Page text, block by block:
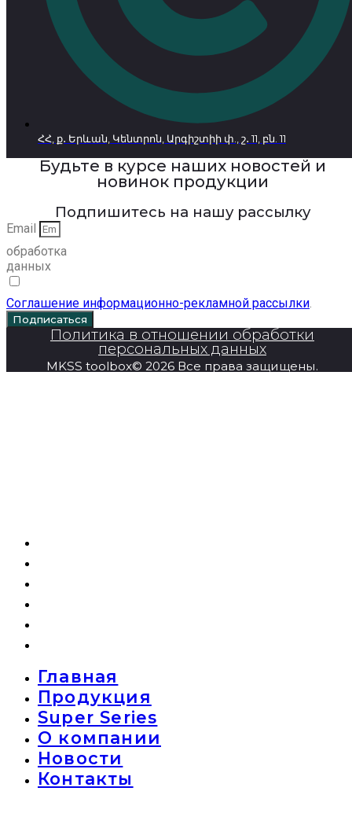
ՀՀ, ք․ Երևան, Կենտրոն, Արգիշտիի փ., շ․ 11, բն. 11
Будьте в курсе наших новостей и
новинок продукции
Подпишитесь на нашу рассылку
Email
обработка
данных
Соглашение информационно-рекламной рассылки.
Подписаться
Политика в отношении обработки
персональных данных
MKSS toolbox© 2026 Все права защищены.
Главная
Продукция
Super Series
О компании
Новости
Контакты